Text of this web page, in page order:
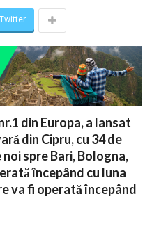
Twitter
din Europa, a lansat
din Cipru, cu 34 de
spre Bari, Bologna,
începând cu luna
va fi operată începând